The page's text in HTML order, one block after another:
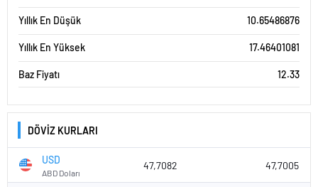
Yıllık En Düşük 10.65486876
Yıllık En Yüksek 17.46401081
Baz Fiyatı 12.33
DÖVİZ KURLARI
USD
ABD Doları
47,7082 47,7005